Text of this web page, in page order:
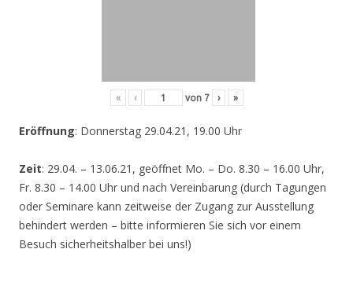
« ‹ von 7 › »
Eröffnung: Donnerstag 29.04.21, 19.00 Uhr
Zeit: 29.04. – 13.06.21, geöffnet Mo. – Do. 8.30 – 16.00 Uhr,
Fr. 8.30 – 14.00 Uhr und nach Vereinbarung (durch Tagungen
oder Seminare kann zeitweise der Zugang zur Ausstellung
behindert werden – bitte informieren Sie sich vor einem
Besuch sicherheitshalber bei uns!)